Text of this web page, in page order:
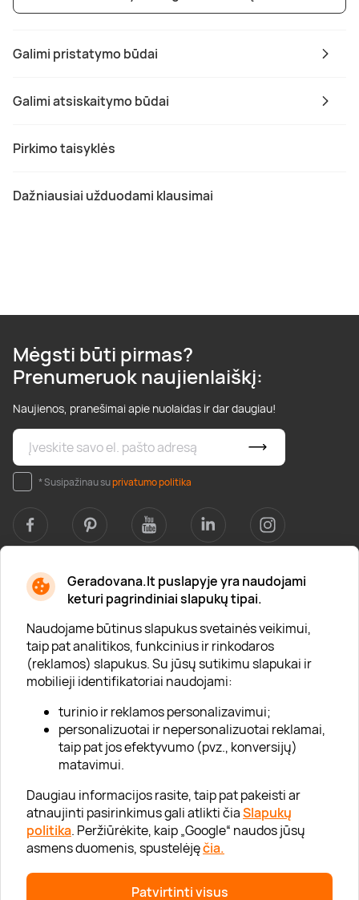
Geradovana.lt puslapyje yra naudojami
keturi pagrindiniai slapukų tipai.
Naudojame būtinus slapukus svetainės veikimui,
taip pat analitikos, funkcinius ir rinkodaros
(reklamos) slapukus. Su jūsų sutikimu slapukai ir
mobilieji identifikatoriai naudojami:
turinio ir reklamos personalizavimui;
personalizuotai ir nepersonalizuotai reklamai,
taip pat jos efektyvumo (pvz., konversijų)
matavimui.
Daugiau informacijos rasite, taip pat pakeisti ar
atnaujinti pasirinkimus gali atlikti čiaSlapukų
politika. Peržiūrėkite, kaip „Google“ naudos jūsų
asmens duomenis, spustelėjęčia.
Patvirtinti visus
Galimi pristatymo būdai
Galimi atsiskaitymo būdai
Pirkimo taisyklės
Dažniausiai užduodami klausimai
Mėgsti būti pirmas?
Prenumeruok naujienlaiškį:
Naujienos, pranešimai apie nuolaidas ir dar daugiau!
* Susipažinau suprivatumo politika
Apie mus
Apie „Gera Dovana“
Lojalumo klubas
Karjera
Visi partneriai
Kontaktai
Tinklaraštis
Informacija